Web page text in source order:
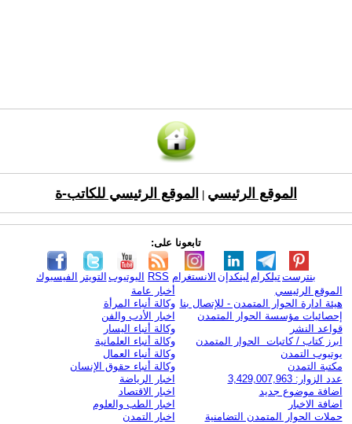
الموقع الرئيسي الموقع الرئيسي للكاتب-ة
تابعونا على:
الفيسبوك التويتر اليوتيوب RSS الانستغرام لينكدإن تيلكرامبنترست
الموقع الرئيسي
هيئة ادارة الحوار المتمدن - للإتصال بنا
إحصائيات مؤسسة الحوار المتمدن
قواعد النشر
ابرز كتاب / كاتبات الحوار المتمدن
يوتيوب التمدن
مكتبة التمدن
عدد الزوار: 3,429,007,963
اضافة موضوع جديد
اضافة الاخبار
حملات الحوار المتمدن التضامنية
أخبار عامة
وكالة أنباء المرأة
اخبار الأدب والفن
وكالة أنباء اليسار
وكالة أنباء العلمانية
وكالة أنباء العمال
وكالة أنباء حقوق الإنسان
اخبار الرياضة
اخبار الاقتصاد
اخبار الطب والعلوم
اخبار التمدن